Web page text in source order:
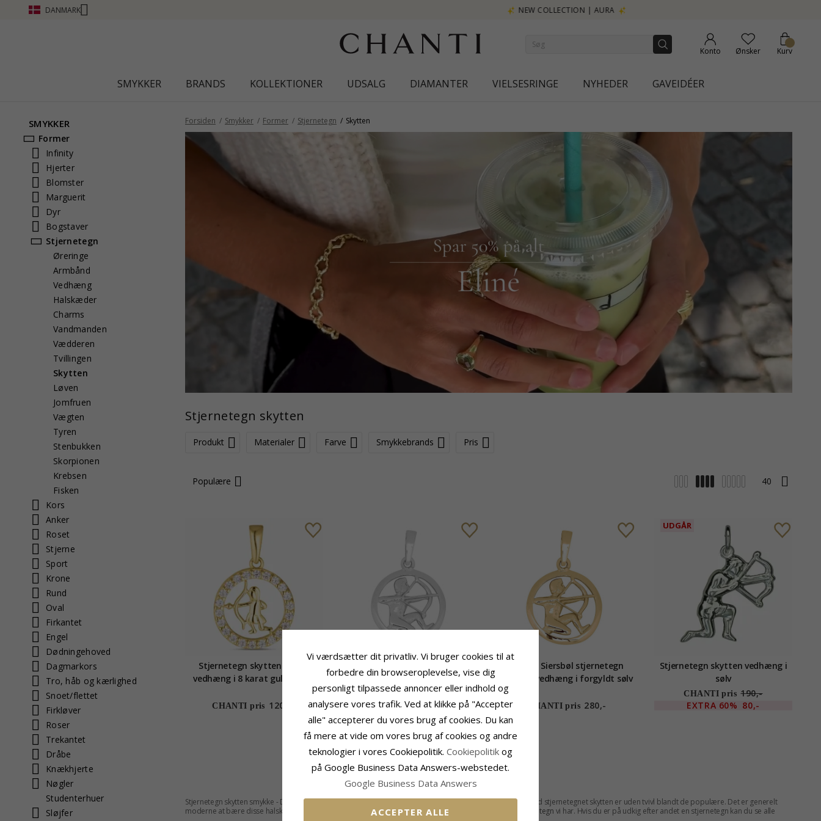
DANMARK
Konto Ønsker Kurv
SMYKKER BRANDS KOLLEKTIONER UDSALG DIAMANTER VIELSESRINGE NYHEDER GAVEIDÉER
SMYKKER
Former
Infinity
Hjerter
Blomster
Marguerit
Dyr
Bogstaver
Stjernetegn
Øreringe
Armbånd
Vedhæng
Halskæder
Charms
Vandmanden
Vædderen
Tvillingen
Skytten
Løven
Jomfruen
Vægten
Tyren
Stenbukken
Skorpionen
Krebsen
Fisken
Kors
Anker
Roset
Stjerne
Sport
Krone
Rund
Oval
Firkantet
Engel
Dødningehoved
Dagmarkors
Tro, håb og kærlighed
Snoet/flettet
Firkløver
Roser
Trekantet
Dråbe
Knækhjerte
Nøgler
Studenterhuer
Sløjfer
Forsiden Smykker Former Stjernetegn Skytten
Stjernetegn skytten
Produkt Materialer Farve Smykkebrands Pris
Populære
Stjernetegn skytten zirkon
vedhæng i 8 karat guld - Gold
CHANTI pris 1200,-
15 mm Siersbøl stjernetegn
skytten vedhæng i rhodineret
sølv
CHANTI pris 280,-
15 mm Siersbøl stjernetegn
skytten vedhæng i forgyldt sølv
CHANTI pris 280,-
UDGÅR
Stjernetegn skytten vedhæng i
sølv
CHANTI pris 190,-
EXTRA 60% 80,-
Stjernetegn skytten smykke - Du finder en lang række moderne smykker hos CHANTI, og vores smykker med stjernetegnet skytten er uden tvivl blandt de populære. Det er generelt
moderne at bære disse halskæder og vedhæng med stjernetegn. Det er bare en af de mange flotte
stjernetegn vi har. Hvis du er på udkig efter andet en stjernetegn kan du se alle
Vi værdsætter dit privatliv. Vi bruger cookies til at
forbedre din browseroplevelse, vise dig
personligt tilpassede annoncer eller indhold og
analysere vores trafik. Ved at klikke på "Accepter
alle" accepterer du vores brug af cookies. Du kan
få mere at vide om vores brug af cookies og andre
teknologier i vores Cookiepolitik. Cookiepolitik og
på Google Business Data Answers-webstedet.
Google Business Data Answers
ACCEPTER ALLE